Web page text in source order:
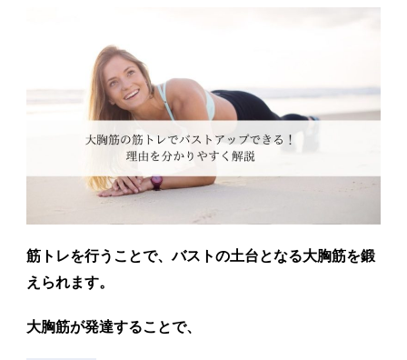
筋トレを行うことで、バストの土台となる大胸筋を鍛
えられます。
大胸筋が発達することで、